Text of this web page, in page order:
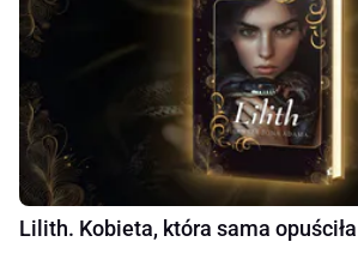
Lilith. Kobieta, która sama